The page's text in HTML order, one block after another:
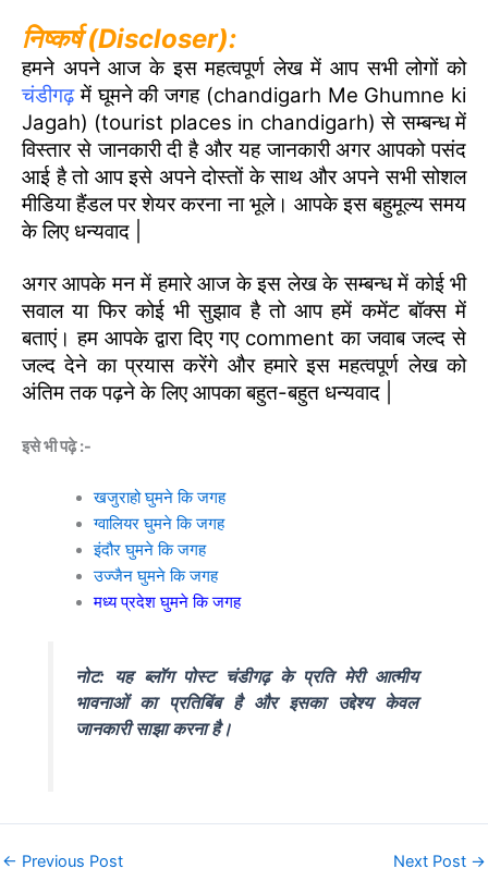
निष्कर्ष (Discloser):
हमने अपने आज के इस महत्वपूर्ण लेख में आप सभी लोगों को
चंडीगढ़में घूमने की जगह (chandigarh Me Ghumne ki
Jagah) (tourist places in chandigarh) से सम्बन्ध में
विस्तार से जानकारी दी है और यह जानकारी अगर आपको पसंद
आई है तो आप इसे अपने दोस्तों के साथ और अपने सभी सोशल
मीडिया हैंडल पर शेयर करना ना भूले। आपके इस बहुमूल्य समय
के लिए धन्यवाद |
अगर आपके मन में हमारे आज के इस लेख के सम्बन्ध में कोई भी
सवाल या फिर कोई भी सुझाव है तो आप हमें कमेंट बॉक्स में
बताएं। हम आपके द्वारा दिए गए comment का जवाब जल्द से
जल्द देने का प्रयास करेंगे और हमारे इस महत्वपूर्ण लेख को
अंतिम तक पढ़ने के लिए आपका बहुत-बहुत धन्यवाद |
इसे भी पढ़े :-
खजुराहो घुमने कि जगह
ग्वालियर घुमने कि जगह
इंदौर घुमने कि जगह
उज्जैन घुमने कि जगह
मध्य प्रदेश घुमने कि जगह
नोट: यह ब्लॉग पोस्ट चंडीगढ़ के प्रति मेरी आत्मीय
भावनाओं का प्रतिबिंब है और इसका उद्देश्य केवल
जानकारी साझा करना है।
← Previous Post Next Post →